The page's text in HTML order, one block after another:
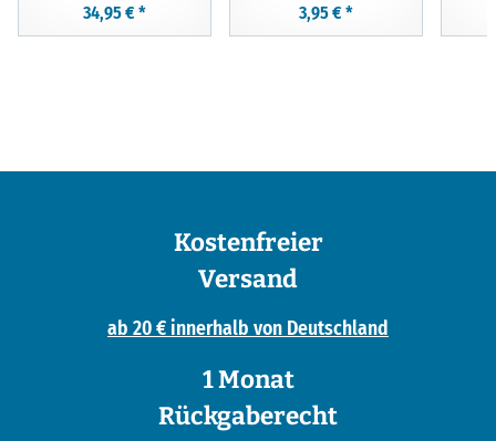
34,95 € * 3,95 € *
Kostenfreier
Versand
ab 20 € innerhalb von Deutschland
1 Monat
Rückgaberecht